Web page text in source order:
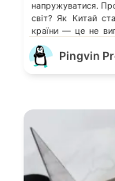
напружуватися.
світ? Як Китай
країни — це не
інвестицій,
Pingvin